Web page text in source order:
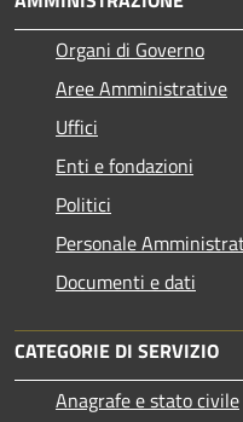
Organi di Governo
Aree Amministrative
Uffici
Enti e fondazioni
Politici
Personale
Documenti e dati
CATEGORIE DI SERVIZIO
Anagrafe e stato civile